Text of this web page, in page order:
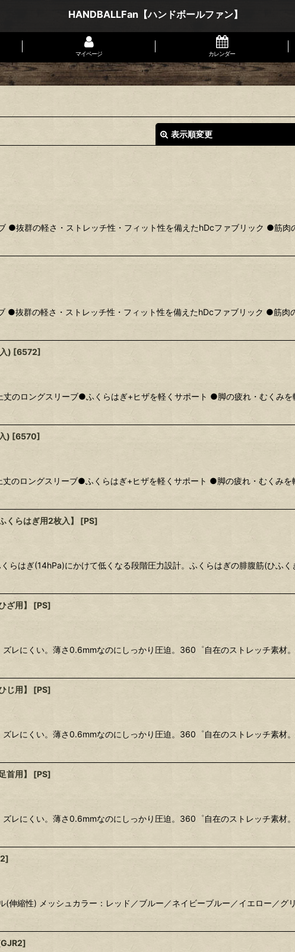
HANDBALLFan【ハンドボールファン】
マイページ カレンダー
表示順変更
絞り込む
●抜群の軽さ・ストレッチ性・フィット性を備えたhDcファブリック ●筋
●抜群の軽さ・ストレッチ性・フィット性を備えたhDcファブリック ●筋
) [6572]
丈のロングスリーブ●ふくらはぎ+ヒザを軽くサポート ●脚の疲れ・むく
) [6570]
丈のロングスリーブ●ふくらはぎ+ヒザを軽くサポート ●脚の疲れ・むくみ
らはぎ用2枚入】 [PS]
らはぎ(14hPa)にかけて低くなる段階圧力設計。ふくらはぎの腓腹筋(ひふ
用】 [PS]
レにくい。薄さ0.6mmなのにしっかり圧迫。360゜自在のストレッチ素材
用】 [PS]
レにくい。薄さ0.6mmなのにしっかり圧迫。360゜自在のストレッチ素材
用】 [PS]
レにくい。薄さ0.6mmなのにしっかり圧迫。360゜自在のストレッチ素材
]
伸縮性) メッシュカラー：レッド／ブルー／ネイビーブルー／イエロー／グ
GJR2]